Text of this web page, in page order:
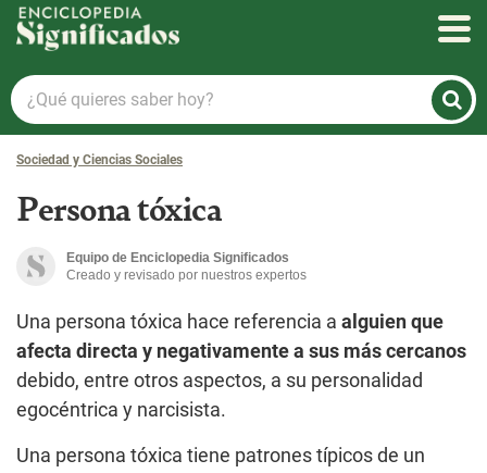
Enciclopedia Significados
¿Qué
quieres
saber
hoy?
Sociedad y Ciencias Sociales
Persona tóxica
Equipo de Enciclopedia Significados
Creado y revisado por nuestros expertos
Una persona tóxica hace referencia a alguien que
afecta directa y negativamente a sus más cercanos
debido, entre otros aspectos, a su personalidad
egocéntrica y narcisista.
Una persona tóxica tiene patrones típicos de un